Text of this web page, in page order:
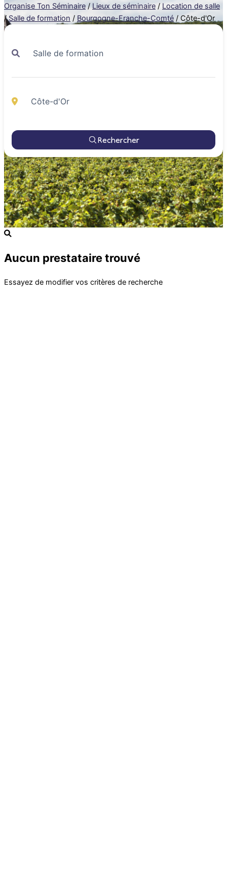
Organise Ton Séminaire / Lieux de séminaire / Location de salle
/ Salle de formation / Bourgogne-Franche-Comté / Côte-d'Or
Rechercher
Aucun prestataire trouvé
Essayez de modifier vos critères de recherche